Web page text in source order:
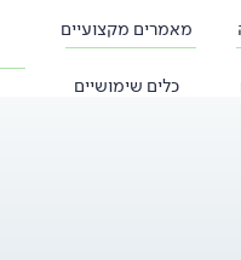
מאמרים מקצועיים
כלים שימושיים